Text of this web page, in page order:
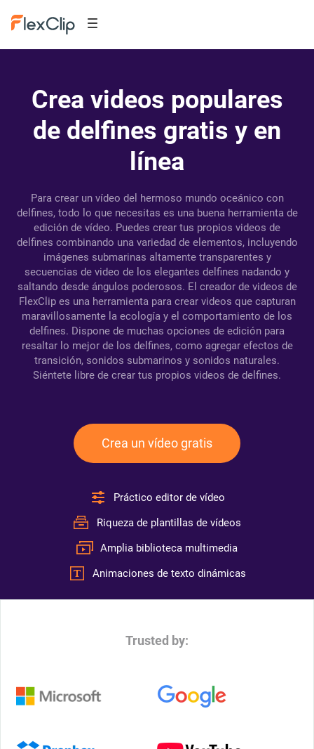
Crea videos populares
de delfines gratis y en
línea
Para crear un vídeo del hermoso mundo oceánico con
delfines, todo lo que necesitas es una buena herramienta de
edición de vídeo. Puedes crear tus propios videos de
delfines combinando una variedad de elementos, incluyendo
imágenes submarinas altamente transparentes y
secuencias de video de los elegantes delfines nadando y
saltando desde ángulos poderosos. El creador de videos de
FlexClip es una herramienta para crear videos que capturan
maravillosamente la ecología y el comportamiento de los
delfines. Dispone de muchas opciones de edición para
resaltar lo mejor de los delfines, como agregar efectos de
transición, sonidos submarinos y sonidos naturales.
Siéntete libre de crear tus propios videos de delfines.
Crea un vídeo gratis
Práctico editor de vídeo
Riqueza de plantillas de vídeos
Amplia biblioteca multimedia
Animaciones de texto dinámicas
Trusted by: